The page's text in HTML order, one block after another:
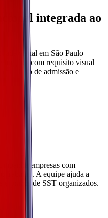
integrada ao
visual em São Paulo
funções com requisito visual
ao fluxo de admissão e
empresas com
trabalho. A equipe ajuda a
e prazos de SST organizados.